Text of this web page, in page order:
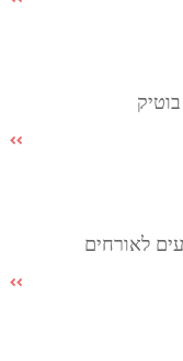
לאורחים